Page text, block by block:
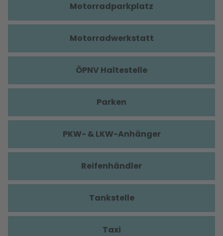
Motorradparkplatz
Motorradwerkstatt
ÖPNV Haltestelle
Parken
PKW- & LKW-Anhänger
Reifenhändler
Tankstelle
Taxi